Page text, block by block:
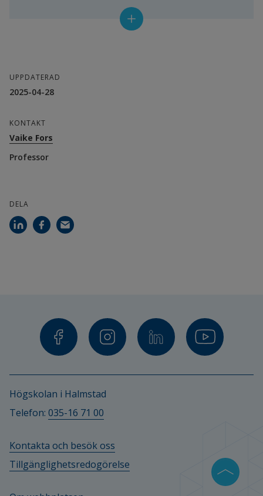
Andra deltagande forskare
Samverkanspartner
Vattenfall
Finansiärer
UPPDATERAD
2025-04-28
KONTAKT
Vaike Fors
Professor
DELA
Högskolan i Halmstad
Telefon: 035-16 71 00
Kontakta och besök oss
Tillgänglighetsredogörelse